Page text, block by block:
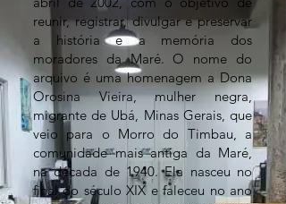
reunir, registrar, divulgar e preservar
a história e a memória dos
moradores da Maré. O nome do
arquivo é uma homenagem a Dona
Orosina Vieira, mulher negra,
migrante de Ubá, Minas Gerais, que
veio para o Morro do Timbau, a
comunidade mais antiga da Maré,
na década de 1940. Ela nasceu no
final do século XIX e faleceu no ano